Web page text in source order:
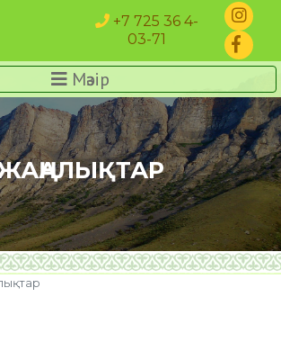
+7 725 36 4-
03-71
Мәзір